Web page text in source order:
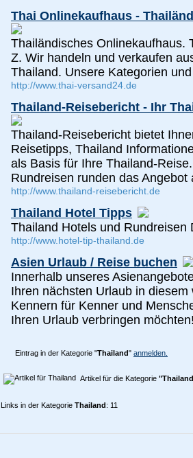
Thai Onlinekaufhaus -
Thailändisches Onlinekaufhaus.
Z. Wir handeln und verkaufen
Thailand. Unsere Kategorien
http://www.thai-versand24.de
Thailand-Reisebericht - Ihr
Thailand-Reisebericht bietet
Reisetipps, Thailand
als Basis für Ihre Thailand-
Rundreisen runden das Angebot
http://www.thailand-reisebericht.de
Thailand Hotel Tipps
Thailand Hotels und Rundreisen
http://www.hotel-tip-thailand.de
Asien Urlaub / Reise buchen
Innerhalb unseres
Ihren nächsten Urlaub in
Kennern für Kenner und
Ihren Urlaub verbringen
Eintrag in der Kategorie "Thailand" anmelden.
Artikel für die Kategorie
Links in der Kategorie Thailand: 11